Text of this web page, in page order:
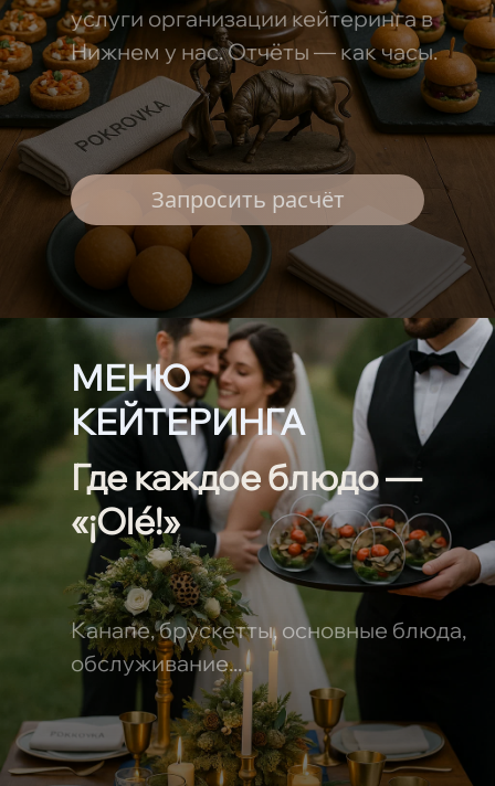
услуги организации кейтеринга в
Нижнем у нас. Отчёты — как часы.
Запросить расчёт
МЕНЮ
КЕЙТЕРИНГА
Где каждое блюдо —
«¡Olé!»
Канапе, брускетты, основные блюда,
обслуживание...